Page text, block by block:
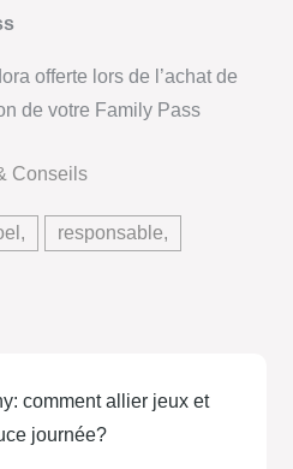
offerte lors de l’achat de
de votre Family Pass
Conseils
responsable
comment allier jeux et
journée?